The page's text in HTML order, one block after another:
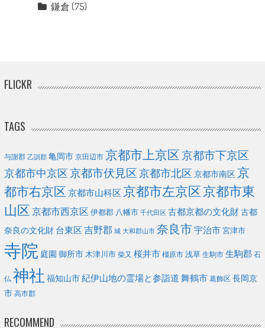
鎌倉 (75)
FLICKR
TAGS
与謝郡 乙訓郡 亀岡市 京田辺市 京都市上京区京都市下京区
京都市中京区京都市伏見区京都市北区 京都市南区 京
都市右京区 京都市山科区 京都市左京区京都市東
山区京都市西京区 伊都郡 八幡市 千代田区 古都京都の文化財古都
奈良の文化財 台東区 吉野郡 城 大和郡山市 奈良市宇治市 宮津市
寺院 庭園 御所市 木津川市 柴又 桜井市 橿原市 浅草 生駒市 生駒郡 石
仏 神社 福知山市紀伊山地の霊場と参詣道 舞鶴市 葛飾区 長岡京
市 高市郡
RECOMMEND